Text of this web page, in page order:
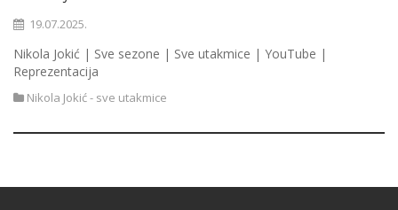
19.07.2025.
Nikola Jokić | Sve sezone | Sve utakmice | YouTube |
Reprezentacija
Nikola Jokić - sve utakmice